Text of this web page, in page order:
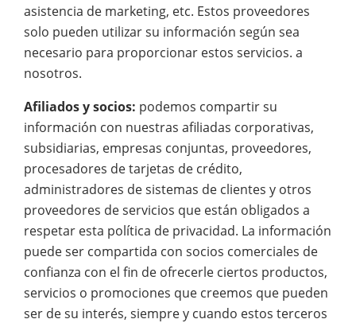
asistencia de marketing, etc. Estos proveedores
solo pueden utilizar su información según sea
necesario para proporcionar estos servicios. a
nosotros.
Afiliados y socios: podemos compartir su
información con nuestras afiliadas corporativas,
subsidiarias, empresas conjuntas, proveedores,
procesadores de tarjetas de crédito,
administradores de sistemas de clientes y otros
proveedores de servicios que están obligados a
respetar esta política de privacidad. La información
puede ser compartida con socios comerciales de
confianza con el fin de ofrecerle ciertos productos,
servicios o promociones que creemos que pueden
ser de su interés, siempre y cuando estos terceros